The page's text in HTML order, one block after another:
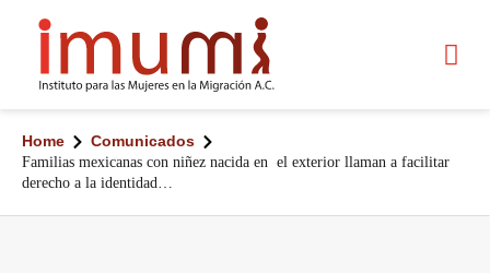
Home Comunicados
Familias mexicanas con niñez nacida en el exterior llaman a facilitar
derecho a la identidad…